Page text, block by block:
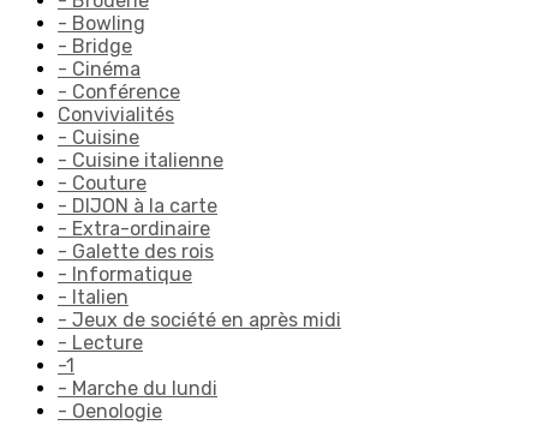
- Bowling
- Bridge
- Cinéma
- Conférence
Convivialités
- Cuisine
- Cuisine italienne
- Couture
- DIJON à la carte
- Extra-ordinaire
- Galette des rois
- Informatique
- Italien
- Jeux de société en après midi
- Lecture
-1
- Marche du lundi
- Oenologie